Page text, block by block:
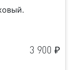
3 900 ₽